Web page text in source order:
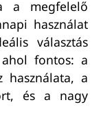
a megfelelő
használat
választás
fontos: a
használata, a
és a nagy